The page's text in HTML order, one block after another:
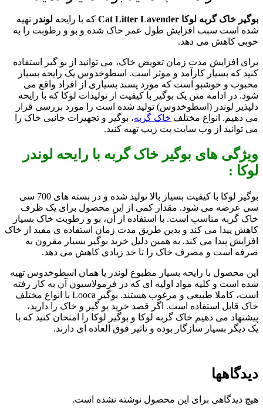
بوگیر خاک گربه لوکا Cat Litter Lavender که با رایحه لوندر تهیه
شده است سبب افزایش طول عمر خاک شده و بو و رطوبت را به
خوبی کاهش می دهد.
برای افزایش مدت زمان تعویض خاک، می توانید از بو گیر استفاده
کنید که بسیار کارآمد و موثر است. اسطوخدوس یک رایحه بسیار
محبوب و خوشبو است که مورد پسند بسیاری از افراد واقع می
شود. در ادامه متن یک بوگیر با کیفیت از تولیدات لوکا که با رایحه
دلپذیر لوندر (اسطوخدوس) تولید شده است را مورد بررسی قرار
می دهیم. انواع مختلف خاک گربه، بوگیر و تجهیزات جانبی خاک را
می توانید از وب سایت پت زیپ تهیه کنید.
ویژگی های بوگیر خاک گربه با رایحه لوندر
لوکا :
بوگیر لوکا با کیفیت بسیار بالا تولید شده و در بسته های 700 سی
سی عرضه می شود. مقدار کمی از این محصول برای یک ظرف
خاک گربه مناسب است. با استفاده از آن، بو و رطوبت خاک بسیار
کاهش پیدا می کند و بدین طریق مدت زمان استفاده ی مفید از خاک
افزایش پیدا می کند. به همین دلیل خرید بوگیر بسیار مقرون به
صرفه است و مصرف خاک را تا حد زیادی کاهش می دهد.
این محصول با رایحه بسیار مطبوع لوندر یا همان اسطوخدوس تهیه
شده است و کلیه مواد اولیه ای که در فرمولاسیون آن به کار رفته
است، کاملا طبیعی و مرغوب هستند. بوگیر Looca با انواع مختلف
خاک قابل استفاده است. اگر قصد خرید بو گیر و خاک را دارید،
پیشنهاد می دهیم خاک گربه لوکا و بوگیر لوکا را امتحان کنید که با
یک دیگر بسیار سازگار بوده و تاثیر فوق العاده ای دارند.
دیدگاهها
هیچ دیدگاهی برای این محصول نوشته نشده است.